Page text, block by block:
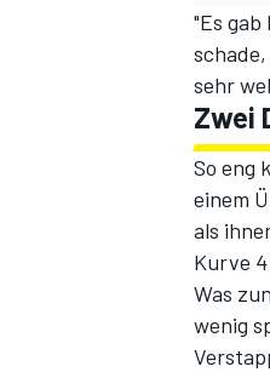
"Es
sehr
Zwei
So eng
einem
als
Kurve
Was
wenig